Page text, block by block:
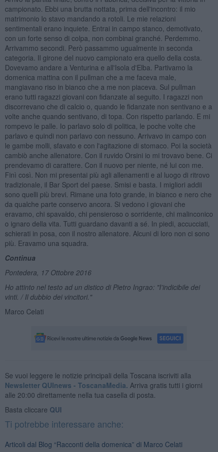
campionato. Ebbi una brutta nottata, prima dell'incontro: il mio
matrimonio lo stavo mandando a rotoli. Le mie relazioni
sentimentali erano inquiete. Entrai in campo stanco, demotivato,
con un forte senso di colpa, non combinai granché. Perdemmo.
Arrivammo secondi. Però passammo ugualmente in seconda
categoria. Il girone del nuovo campionato era quello della costa.
Dovevamo andare a Venturina e all'Isola d'Elba. Partivamo la
domenica mattina con il pullman che a me faceva male,
mangiavano riso in bianco che a me non piaceva. Sul pullman
erano tutti ragazzi giovani con fidanzate al seguito. I ragazzi non
discorrevano che di calcio o, quando le fidanzate non sentivano e a
volte anche quando sentivano, di topa. Con rispetto parlando. E mi
rompevo le palle. Io parlavo solo di politica, le poche volte che
parlavo e quindi non parlavo con nessuno. Arrivavo in campo con
le gambe molli, sfavato e con l'agitazione di stomaco. Poi la società
cambiò anche allenatore. Con il ruvido Orsini io mi trovavo bene. Ci
prendevamo di carattere. Con il nuovo per niente, né lui con me.
Finì così. Non mi presentai più agli allenamenti e al luogo di ritrovo
tradizionale, il Bar Sport del paese. Smisi e basta. I migliori addii
sono quelli più brevi. Rimane una foto grande, in bianco e nero che
da qualche parte conservo ancora. Si vedono i giovani che
eravamo, chi spavaldo, chi pensieroso o sorridente, chi malinconico
o ignaro della vita. Tutti guardano davanti a sé. In piedi, accucciati,
schierati in posa, con il nostro allenatore. Alcuni di loro non ci sono
più. Eravamo una squadra.
Continua
Pontedera, 17 Ottobre 2016
Ho attinto nel testo ad un distico di Pietro Ingrao: "I'indicibile dei
vinti. / Il dubbio dei vincitori."
Marco Celati
Se vuoi leggere le notizie principali della Toscana iscriviti alla
Newsletter QUInews - ToscanaMedia. Arriva gratis tutti i giorni
alle 20:00 direttamente nella tua casella di posta.
Basta cliccare QUI
Ti potrebbe interessare anche:
Articoli dal Blog “Racconti della domenica” di Marco Celati